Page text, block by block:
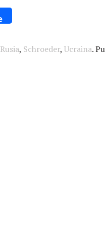
Rusia, Schroeder, Ucraina.